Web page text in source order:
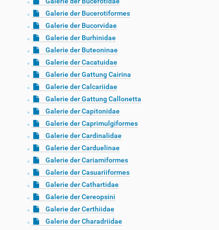
Galerie der Bucerotiformes
Galerie der Bucorvidae
Galerie der Burhinidae
Galerie der Buteoninae
Galerie der Cacatuidae
Galerie der Gattung Cairina
Galerie der Calcariidae
Galerie der Gattung Callonetta
Galerie der Capitonidae
Galerie der Caprimulgiformes
Galerie der Cardinalidae
Galerie der Carduelinae
Galerie der Cariamiformes
Galerie der Casuariiformes
Galerie der Cathartidae
Galerie der Cereopsini
Galerie der Certhiidae
Galerie der Charadriidae